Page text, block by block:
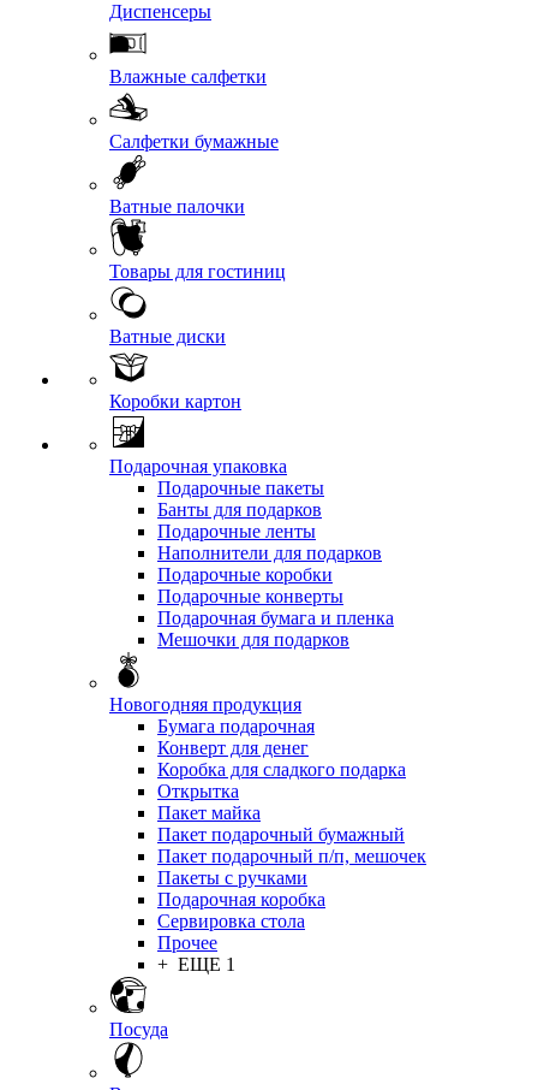
Диспенсеры
Влажные салфетки
Салфетки бумажные
Ватные палочки
Товары для гостиниц
Ватные диски
Коробки картон
Подарочная упаковка
Подарочные пакеты
Банты для подарков
Подарочные ленты
Наполнители для подарков
Подарочные коробки
Подарочные конверты
Подарочная бумага и пленка
Мешочки для подарков
Новогодняя продукция
Бумага подарочная
Конверт для денег
Коробка для сладкого подарка
Открытка
Пакет майка
Пакет подарочный бумажный
Пакет подарочный п/п, мешочек
Пакеты с ручками
Подарочная коробка
Сервировка стола
Прочее
+ ЕЩЕ 1
Посуда